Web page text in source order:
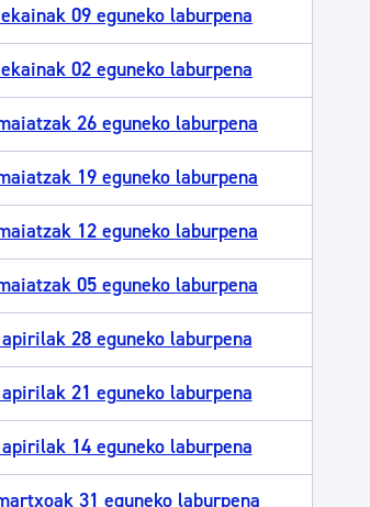
09 eguneko laburpena
02 eguneko laburpena
26 eguneko laburpena
19 eguneko laburpena
12 eguneko laburpena
05 eguneko laburpena
28 eguneko laburpena
21 eguneko laburpena
14 eguneko laburpena
31 eguneko laburpena